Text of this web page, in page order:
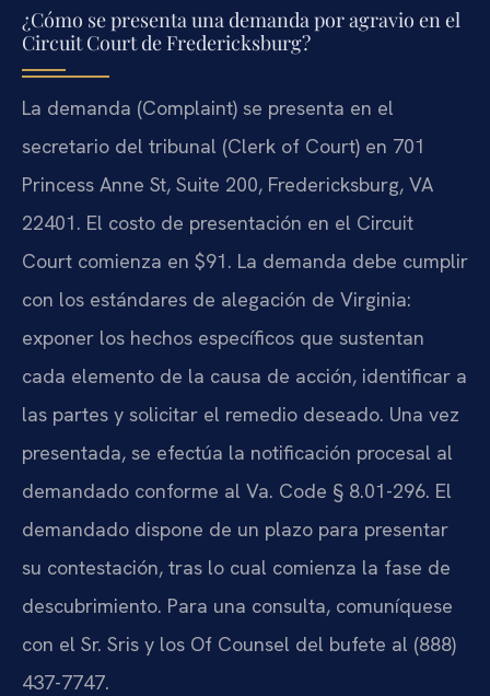
¿Cómo se presenta una demanda por agravio en el
Circuit Court de Fredericksburg?
La demanda (Complaint) se presenta en el
secretario del tribunal (Clerk of Court) en 701
Princess Anne St, Suite 200, Fredericksburg, VA
22401. El costo de presentación en el Circuit
Court comienza en $91. La demanda debe cumplir
con los estándares de alegación de Virginia:
exponer los hechos específicos que sustentan
cada elemento de la causa de acción, identificar a
las partes y solicitar el remedio deseado. Una vez
presentada, se efectúa la notificación procesal al
demandado conforme al Va. Code § 8.01-296. El
demandado dispone de un plazo para presentar
su contestación, tras lo cual comienza la fase de
descubrimiento. Para una consulta, comuníquese
con el Sr. Sris y los Of Counsel del bufete al (888)
437-7747.